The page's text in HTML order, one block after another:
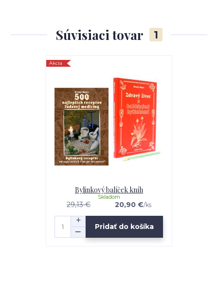
Súvisiaci tovar 1
Akcia
Bylinkový balíček kníh
29,13 € 20,90 €/ks
Skladom
Pridať do košíka